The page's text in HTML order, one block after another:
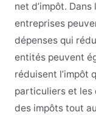
net d’impôt.
entreprises
dépenses qui
entités peuvent
réduisent l’impôt
particuliers et les
des impôts tout